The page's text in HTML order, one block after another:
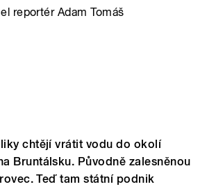
reportér Adam Tomáš
chtějí vrátit vodu do okolí
Bruntálsku. Původně zalesněnou
Teď tam státní podnik